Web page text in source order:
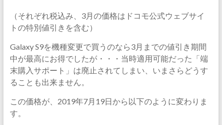
（それぞれ税込み、3月の価格はドコモ公式ウェブサイ
トの特別値引きを含む）
Galaxy S9を機種変更で買うのなら3月までの値引き期間
中が最高にお得でしたが・・・当時適用可能だった「端
末購入サポート」は廃止されてしまい、いまさらどうす
ることも出来ません。
この価格が、2019年7月19日から以下のように変わりま
す。